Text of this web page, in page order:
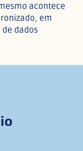
acontece
em
dados